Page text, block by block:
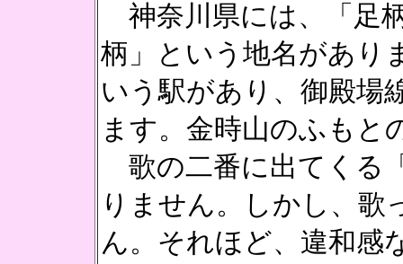
神奈川県には、「足
柄」という地名があり
いう駅があり、御殿場
ます。金時山のふもと
歌の二番に出てくる
りません。しかし、歌
ん。それほど、違和感